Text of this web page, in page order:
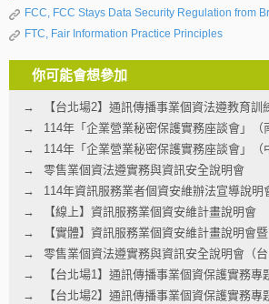
FCC, FCC Stays Data Security Regulation from
FTC, Fair Information Practice Principles
你可能會想參加
【台北場2】通訊傳播事業個資法遵教育訓
114年「企業營業秘密保護實務座談會」（
114年「企業營業秘密保護實務座談會」（
零售業個資法遵實務與資訊安全說明會
114年資訊服務業者個資安維辦法宣導說明
【線上】資訊服務業個資安維計畫說明會
【實體】資訊服務業個資安維計畫說明會
零售業個資法遵實務與資訊安全說明會（台
【台北場1】通訊傳播事業個資保護實務專
【台北場2】通訊傳播事業個資保護實務專